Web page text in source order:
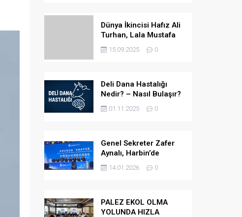
Dünya İkincisi Hafız Ali
Turhan, Lala Mustafa
Paşa Camii’ne Atandı
15.09.2025 0
Deli Dana Hastalığı
Nedir? – Nasıl Bulaşır?
– Belirtileri Nelerdir? –
Tedavi Yöntemleri
01.11.2025 0
Genel Sekreter Zafer
Aynalı, Harbin’de
Küresel Belediye
Başkanları Diyaloğu’na
14.01.2026 0
PALEZ EKOL OLMA
YOLUNDA HIZLA